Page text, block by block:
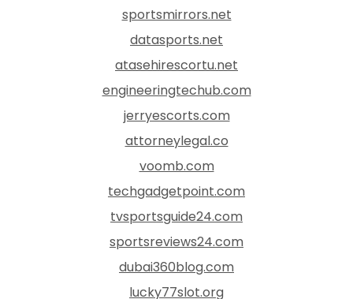
sportsmirrors.net
datasports.net
atasehirescortu.net
engineeringtechub.com
jerryescorts.com
attorneylegal.co
voomb.com
techgadgetpoint.com
tvsportsguide24.com
sportsreviews24.com
dubai360blog.com
lucky77slot.org